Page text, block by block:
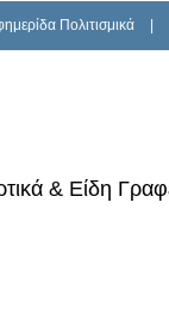
Πολιτισμικά
& Είδη